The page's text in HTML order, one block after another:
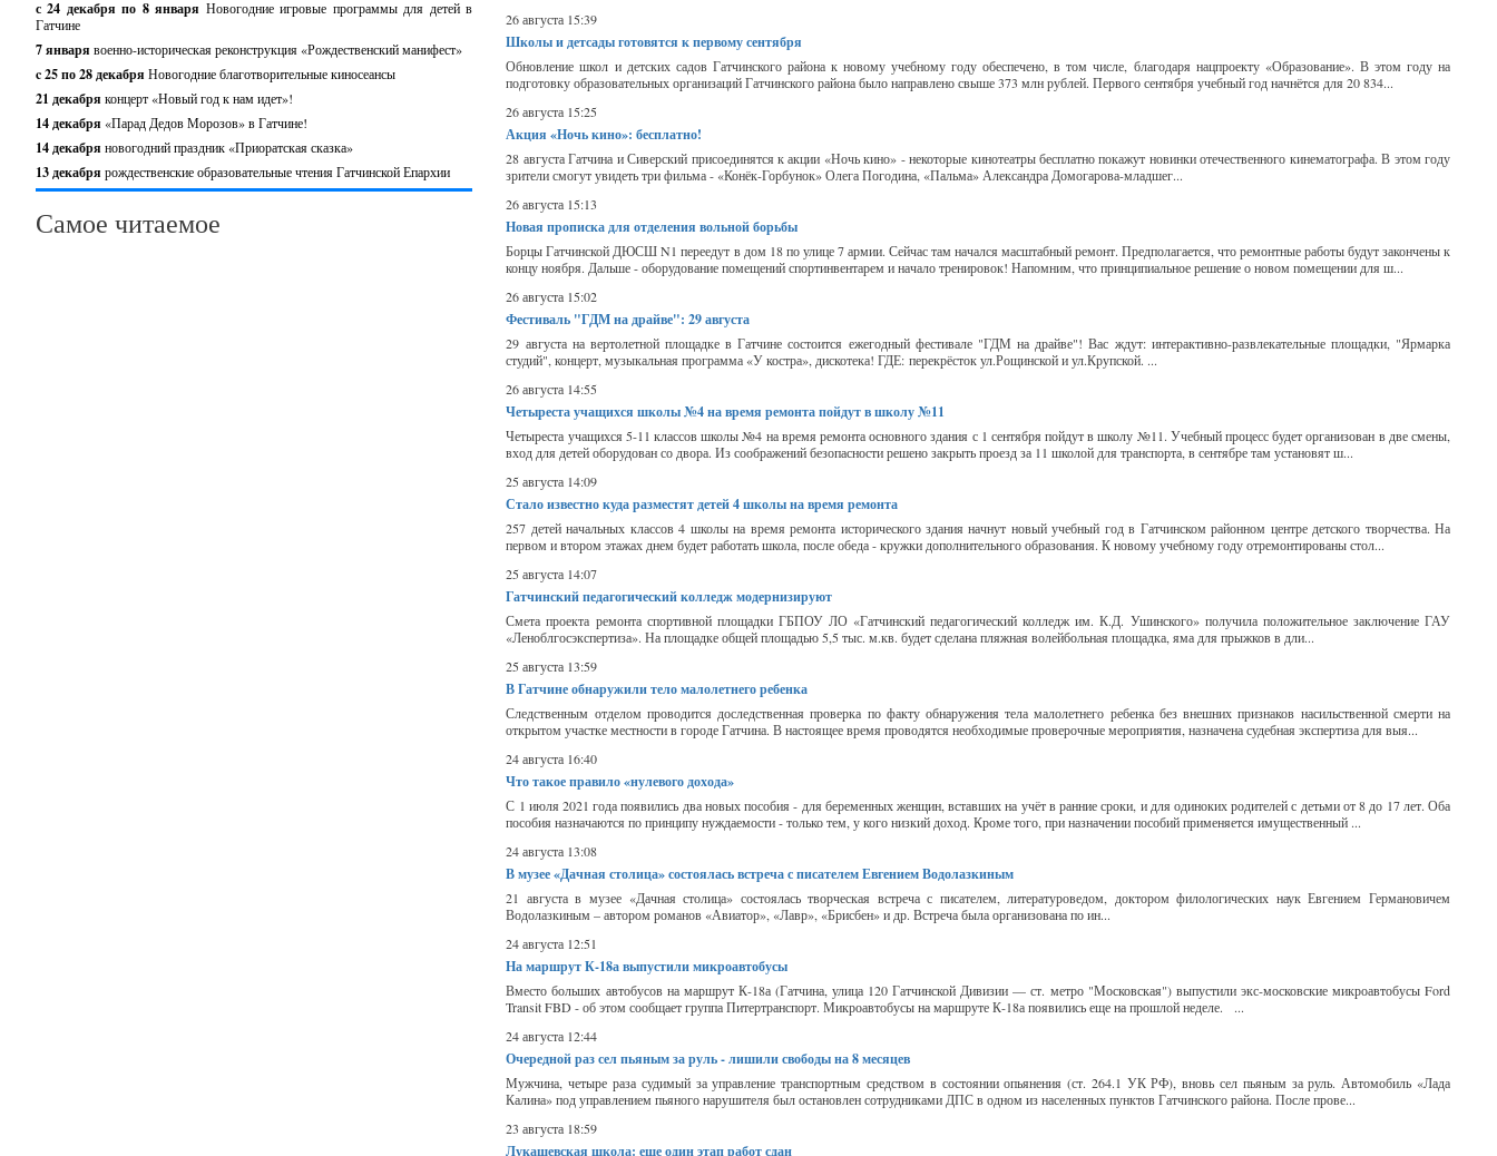
с 24 декабря по 8 января Новогодние игровые программы для детей в
Гатчине
7 января военно-историческая реконструкция «Рождественский манифест»
c 25 по 28 декабря Новогодние благотворительные киносеансы
21 декабря концерт «Новый год к нам идет»!
14 декабря «Парад Дедов Морозов» в Гатчине!
14 декабря новогодний праздник «Приоратская сказка»
13 декабря рождественские образовательные чтения Гатчинской Епархии
Самое читаемое
26 августа 15:39
Школы и детсады готовятся к первому сентября
Обновление школ и детских садов Гатчинского района к новому учебному году обеспечено, в том числе, благодаря нацпроекту «Образование». В этом году на
подготовку образовательных организаций Гатчинского района было направлено свыше 373 млн рублей. Первого сентября учебный год начнётся для 20 834...
26 августа 15:25
Акция «Ночь кино»: бесплатно!
28 августа Гатчина и Сиверский присоединятся к акции «Ночь кино» - некоторые кинотеатры бесплатно покажут новинки отечественного кинематографа. В этом году
зрители смогут увидеть три фильма - «Конёк-Горбунок» Олега Погодина, «Пальма» Александра Домогарова-младшег...
26 августа 15:13
Новая прописка для отделения вольной борьбы
Борцы Гатчинской ДЮСШ N1 переедут в дом 18 по улице 7 армии. Сейчас там начался масштабный ремонт. Предполагается, что ремонтные работы будут закончены к
концу ноября. Дальше - оборудование помещений спортинвентарем и начало тренировок! Напомним, что принципиальное решение о новом помещении для ш...
26 августа 15:02
Фестиваль "ГДМ на драйве": 29 августа
29 августа на вертолетной площадке в Гатчине состоится ежегодный фестивале "ГДМ на драйве"! Вас ждут: интерактивно-развлекательные площадки, "Ярмарка
студий", концерт, музыкальная программа «У костра», дискотека! ГДЕ: перекрёсток ул.Рощинской и ул.Крупской. ...
26 августа 14:55
Четыреста учащихся школы №4 на время ремонта пойдут в школу №11
Четыреста учащихся 5-11 классов школы №4 на время ремонта основного здания с 1 сентября пойдут в школу №11. Учебный процесс будет организован в две смены,
вход для детей оборудован со двора. Из соображений безопасности решено закрыть проезд за 11 школой для транспорта, в сентябре там установят ш...
25 августа 14:09
Стало известно куда разместят детей 4 школы на время ремонта
257 детей начальных классов 4 школы на время ремонта исторического здания начнут новый учебный год в Гатчинском районном центре детского творчества. На
первом и втором этажах днем будет работать школа, после обеда - кружки дополнительного образования. К новому учебному году отремонтированы стол...
25 августа 14:07
Гатчинский педагогический колледж модернизируют
Смета проекта ремонта спортивной площадки ГБПОУ ЛО «Гатчинский педагогический колледж им. К.Д. Ушинского» получила положительное заключение ГАУ
«Леноблгосэкспертиза». На площадке общей площадью 5,5 тыс. м.кв. будет сделана пляжная волейбольная площадка, яма для прыжков в дли...
25 августа 13:59
В Гатчине обнаружили тело малолетнего ребенка
Следственным отделом проводится доследственная проверка по факту обнаружения тела малолетнего ребенка без внешних признаков насильственной смерти на
открытом участке местности в городе Гатчина. В настоящее время проводятся необходимые проверочные мероприятия, назначена судебная экспертиза для выя...
24 августа 16:40
Что такое правило «нулевого дохода»
С 1 июля 2021 года появились два новых пособия - для беременных женщин, вставших на учёт в ранние сроки, и для одиноких родителей с детьми от 8 до 17 лет. Оба
пособия назначаются по принципу нуждаемости - только тем, у кого низкий доход. Кроме того, при назначении пособий применяется имущественный ...
24 августа 13:08
В музее «Дачная столица» состоялась встреча с писателем Евгением Водолазкиным
21 августа в музее «Дачная столица» состоялась творческая встреча с писателем, литературоведом, доктором филологических наук Евгением Германовичем
Водолазкиным – автором романов «Авиатор», «Лавр», «Брисбен» и др. Встреча была организована по ин...
24 августа 12:51
На маршрут К-18а выпустили микроавтобусы
Вместо больших автобусов на маршрут К-18а (Гатчина, улица 120 Гатчинской Дивизии — ст. метро "Московская") выпустили экс-московские микроавтобусы Ford
Transit FBD - об этом сообщает группа Питертранспорт. Микроавтобусы на маршруте К-18а появились еще на прошлой неделе. ...
24 августа 12:44
Очередной раз сел пьяным за руль - лишили свободы на 8 месяцев
Мужчина, четыре раза судимый за управление транспортным средством в состоянии опьянения (ст. 264.1 УК РФ), вновь сел пьяным за руль. Автомобиль «Лада
Калина» под управлением пьяного нарушителя был остановлен сотрудниками ДПС в одном из населенных пунктов Гатчинского района. После прове...
23 августа 18:59
Лукашевская школа: еще один этап работ сдан